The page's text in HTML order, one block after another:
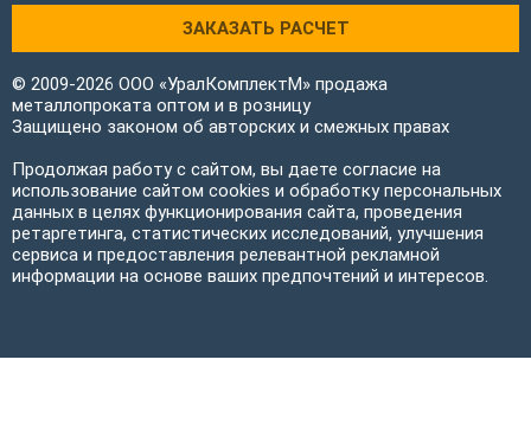
ЗАКАЗАТЬ РАСЧЕТ
© 2009-2026 ООО «УралКомплектМ» продажа
металлопроката оптом и в розницу
Защищено законом об авторских и смежных правах
Продолжая работу с сайтом, вы даете согласие на
использование сайтом cookies и обработку персональных
данных в целях функционирования сайта, проведения
ретаргетинга, статистических исследований, улучшения
сервиса и предоставления релевантной рекламной
информации на основе ваших предпочтений и интересов.